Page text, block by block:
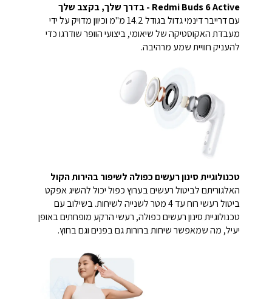
Redmi Buds 6 Active - בדרך שלך, בקצב שלך
עם דרייבר דינמי גדול בגודל 14.2 מ"מ וכיוון מדויק על ידי
מעבדת האקוסטיקה של שיאומי, ביצועי הוופר שודרגו כדי
להעניק חוויית שמע מרהיבה.
טכנולוגיית סינון רעשים כפולה לשיפור בהירות הקול
האלגוריתם לביטול רעשים בערוץ כפול יכול להשיג אפקט
ביטול רעשי רוח עד 4 מטר לשנייה לשיחות. בשילוב עם
טכנולוגיית סינון רעשים כפולה, רעשי הרקע מופחתים באופן
יעיל, מה שמאפשר שיחות ברורות גם בפנים וגם בחוץ.